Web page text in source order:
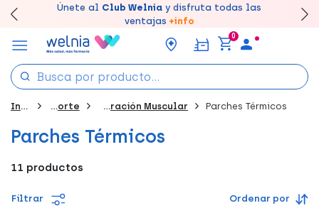
Disfruta de la entregarápida y gratuitaen farmacia
Únete al Club Welnia y disfruta todas las
ventajas +info
un 7% de descuento creando tu cuentaaquí
Canjea tus puntos en tu Farmacia de Confianza,
acumúlalos online.
0
Inicio Deporte Recuperación Muscular Parches Térmicos
Parches Térmicos
11 productos
Filtrar Ordenar por